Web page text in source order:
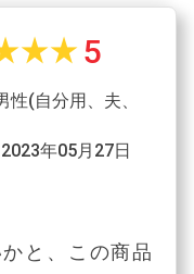
star_ratestar_rate 5
性(自分用、夫、
年05月27日
と、この商品